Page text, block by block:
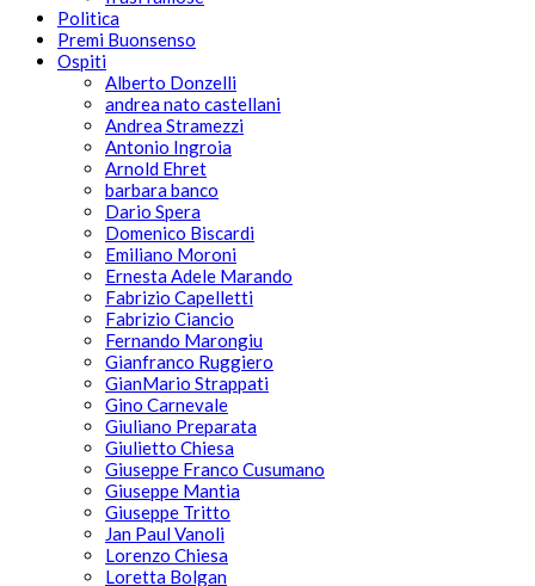
Politica
Premi Buonsenso
Ospiti
Alberto Donzelli
andrea nato castellani
Andrea Stramezzi
Antonio Ingroia
Arnold Ehret
barbara banco
Dario Spera
Domenico Biscardi
Emiliano Moroni
Ernesta Adele Marando
Fabrizio Capelletti
Fabrizio Ciancio
Fernando Marongiu
Gianfranco Ruggiero
GianMario Strappati
Gino Carnevale
Giuliano Preparata
Giulietto Chiesa
Giuseppe Franco Cusumano
Giuseppe Mantia
Giuseppe Tritto
Jan Paul Vanoli
Lorenzo Chiesa
Loretta Bolgan